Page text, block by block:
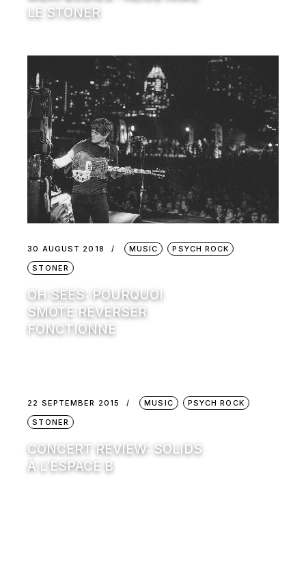
LE STONER
30 AUGUST 2018 MUSIC
PSYCH ROCK
STONER
OH SEES: POURQUOI
SMOTE REVERSER
FONCTIONNE
22 SEPTEMBER 2015 MUSIC
PSYCH ROCK
STONER
CONCERT REVIEW: SOLIDS
À L’ESPACE B